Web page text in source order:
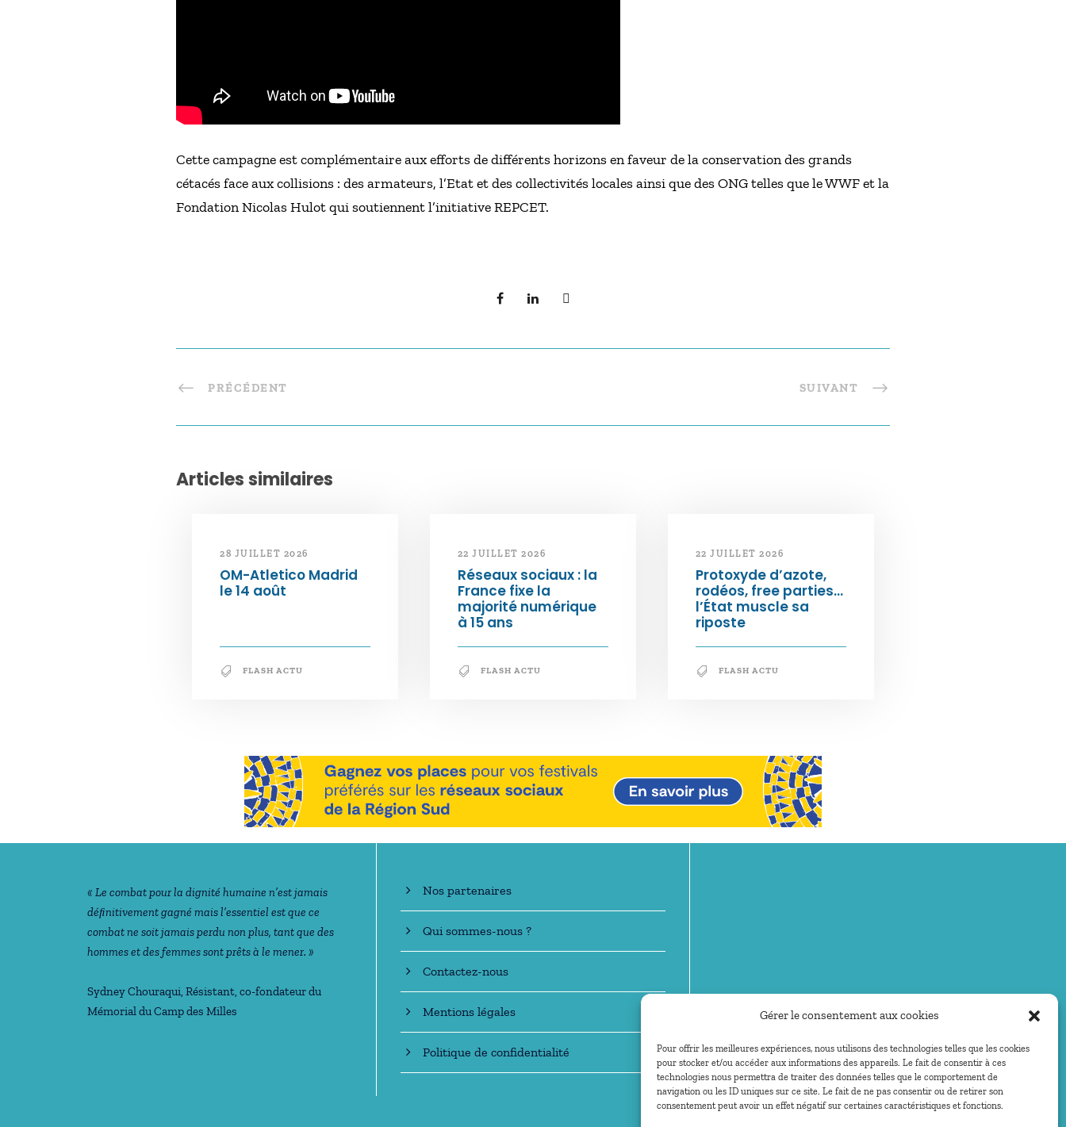
Gérer le consentement aux cookies
Pour offrir les meilleures expériences, nous utilisons des technologies telles que les cookies
pour stocker et/ou accéder aux informations des appareils. Le fait de consentir à ces
technologies nous permettra de traiter des données telles que le comportement de
navigation ou les ID uniques sur ce site. Le fait de ne pas consentir ou de retirer son
consentement peut avoir un effet négatif sur certaines caractéristiques et fonctions.
Cette campagne est complémentaire aux efforts de différents horizons en faveur de la conservation des grands
cétacés face aux collisions : des armateurs, l’Etat et des collectivités locales ainsi que des ONG telles que le WWF et la
Fondation Nicolas Hulot qui soutiennent l’initiative REPCET.
PRÉCÉDENT SUIVANT
Articles similaires
28 JUILLET 2026
OM-Atletico Madrid
le 14 août
FLASH ACTU
22 JUILLET 2026
Réseaux sociaux : la
France fixe la
majorité numérique
à 15 ans
FLASH ACTU
22 JUILLET 2026
Protoxyde d’azote,
rodéos, free parties…
l’État muscle sa
riposte
FLASH ACTU
Notre philosophie
« Le combat pour la dignité humaine n’est jamais
déﬁnitivement gagné mais l’essentiel est que ce
combat ne soit jamais perdu non plus, tant que des
hommes et des femmes sont prêts à le mener. »
Sydney Chouraqui, Résistant, co-fondateur du
Mémorial du Camp des Milles
En savoir +
Nos partenaires
Qui sommes-nous ?
Contactez-nous
Mentions légales
Politique de confidentialité